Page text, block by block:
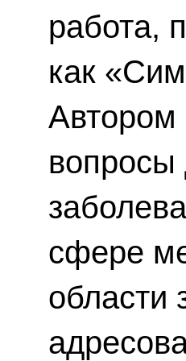
работа,
как
Автором
вопросы
сфере
области